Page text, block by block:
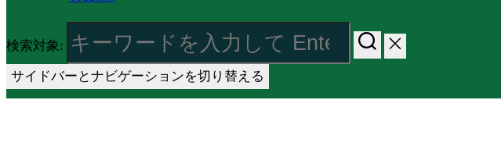
検索対象:
サイドバーとナビゲーションを切り替える